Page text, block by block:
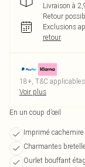
Livraison à
Retour
Exclusions
retour
18+, T&C
Voir plus
En un coup d’œil
Imprimé
Charmantes
Ourlet bouffant